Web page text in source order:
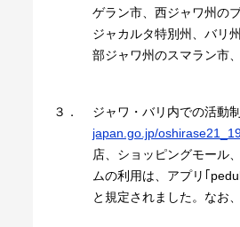
ゲラン市、西ジャワ州の
ジャカルタ特別州、バリ
部ジャワ州のスマラン市
３．
ジャワ・バリ内での活動
japan.go.jp/
店、ショッピングモール
ムの利用は、アプリ｢
と規定されました。なお